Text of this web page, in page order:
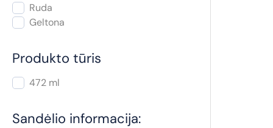
Ruda
Geltona
Produkto tūris
472 ml
Sandėlio informacija: